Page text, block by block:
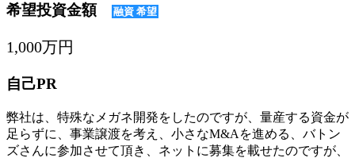
希望投資金額 融資 希望
1,000万円
自己PR
弊社は、特殊なメガネ開発をしたのですが、量産する資金が
足らずに、事業譲渡を考え、小さなM&Aを進める、バトン
ズさんに参加させて頂き、ネットに募集を載せたのですが、